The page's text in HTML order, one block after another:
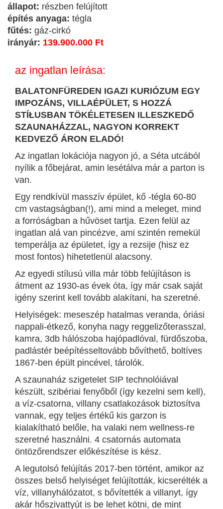
állapot: részben felújított
építés anyaga: tégla
fűtés: gáz-cirkó
irányár: 139.900.000 Ft
az ingatlan leírása:
BALATONFÜREDEN IGAZI KURIÓZUM EGY
IMPOZÁNS, VILLAÉPÜLET, S HOZZÁ
STÍŁUSBAN TÖKÉLETESEN ILLESZKEDŐ
SZAUNAHÁZZAL, NAGYON KORREKT
KEDVEZŐ ÁRON ELADÓ!
Az ingatlan lokációja nagyon jó, a Séta utcából
nyílik a főbejárat, amin lesétálva már a parton is
van.
Egy rendkívül masszív épület, kő -tégla 60-80
cm vastagságban(!), ami mind a meleget, mind
a forróságban a hűvöset tartja. Ezen felül az
ingatlan alá van pincézve, ami szintén remekül
temperálja az épületet, így a rezsije (hisz ez
most fontos) hihetetlenül alacsony.
Az egyedi stílusú villa már több felújításon is
átment az 1930-as évek óta, így már csak saját
igény szerint kell tovább alakítani, ha szeretné.
Helyiségek: meseszép hatalmas veranda, óriási
nappali-étkező, konyha nagy reggelizőterasszal,
kamra, 3db hálószoba hajópadlóval, fürdőszoba,
padlástér beépítésseltovább bővíthető, boltíves
1867-ben épült pincével, tárolók.
A szaunaház szigetelet SIP technolóiával
készült, szibériai fenyőből (így kezelni sem kell),
a víz-csatorna, villany csatlakozások biztosítva
vannak, egy teljes értékű kis garzon is
kialakítható belőle, ha valaki nem wellness-re
szeretné használni. 4 csatornás automata
öntözőrendszer előkészítése is kész.
A legutolsó felújítás 2017-ben történt, amikor az
összes belső helyiséget felújították, kicserélték a
víz, villanyhálózatot, s bővítették a villanyt, így
akár hőszivattyút is be lehet kötni, de mint